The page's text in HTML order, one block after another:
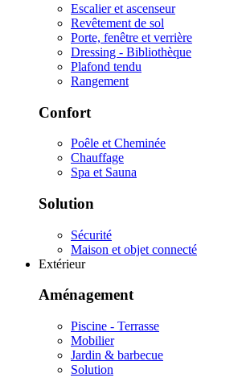
Escalier et ascenseur
Revêtement de sol
Porte, fenêtre et verrière
Dressing - Bibliothèque
Plafond tendu
Rangement
Confort
Poêle et Cheminée
Chauffage
Spa et Sauna
Solution
Sécurité
Maison et objet connecté
Extérieur
Aménagement
Piscine - Terrasse
Mobilier
Jardin & barbecue
Solution